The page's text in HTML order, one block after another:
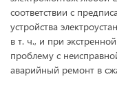
соответствии с
устройства
в т. ч., и при
проблему с
аварийный ремонт в